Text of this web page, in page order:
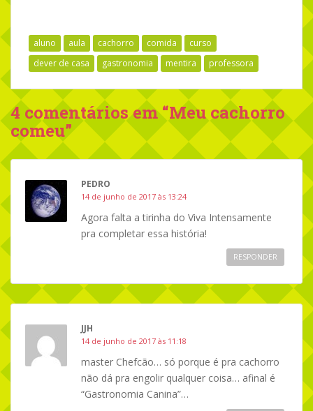
aluno aula cachorro comida
curso
dever de casa
gastronomia mentira professora
4 comentários em “Meu cachorro
comeu”
PEDRO
14 de junho de 2017 às 13:24
Agora falta a tirinha do Viva Intensamente
pra completar essa história!
RESPONDER
JJH
14 de junho de 2017 às 11:18
master Chefcão… só porque é pra cachorro
não dá pra engolir qualquer coisa… afinal é
“Gastronomia Canina”…